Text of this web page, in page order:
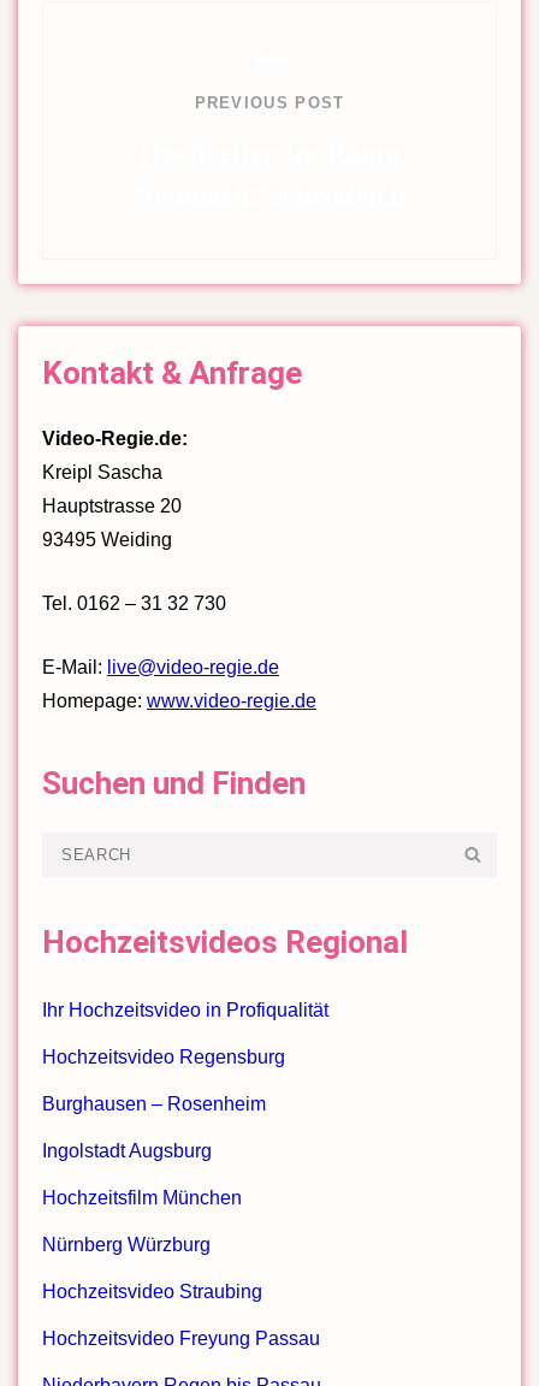
PREVIOUS POST
Kontakt & Anfrage
Video-Regie.de:
Kreipl Sascha
Hauptstrasse 20
93495 Weiding
Tel. 0162 – 31 32 730
E-Mail: live@video-regie.de
Homepage: www.video-regie.de
Suchen und Finden
Search
Hochzeitsvideos Regional
Ihr Hochzeitsvideo in Profiqualität
Hochzeitsvideo Regensburg
Burghausen – Rosenheim
Ingolstadt Augsburg
Hochzeitsfilm München
Nürnberg Würzburg
Hochzeitsvideo Straubing
Hochzeitsvideo Freyung Passau